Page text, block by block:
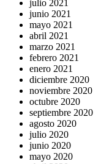
julio 2021
junio 2021
mayo 2021
abril 2021
marzo 2021
febrero 2021
enero 2021
diciembre 2020
noviembre 2020
octubre 2020
septiembre 2020
agosto 2020
julio 2020
junio 2020
mayo 2020